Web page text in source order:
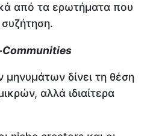
από τα ερωτήματα που
Communities
δίνει τη θέση
αλλά ιδιαίτερα